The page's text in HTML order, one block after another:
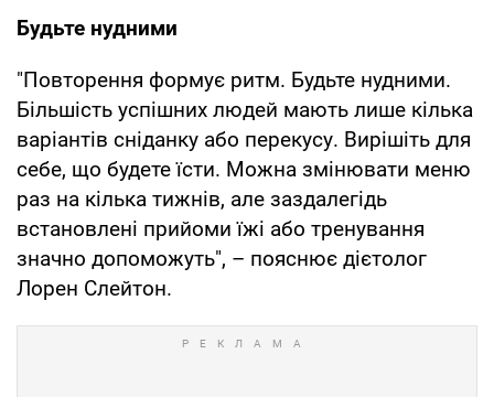
Будьте нудними
"Повторення формує ритм. Будьте нудними.
Більшість успішних людей мають лише кілька
варіантів сніданку або перекусу. Вирішіть для
себе, що будете їсти. Можна змінювати меню
раз на кілька тижнів, але заздалегідь
встановлені прийоми їжі або тренування
значно допоможуть", – пояснює дієтолог
Лорен Слейтон.